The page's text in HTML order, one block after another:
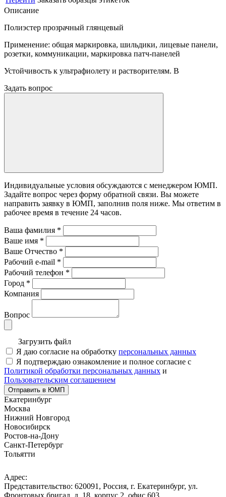
Описание
Полиэстер прозрачный глянцевый
Применение: общая маркировка, шильдики, лицевые панели,
розетки, коммуникации, маркировка патч-панелей
Устойчивость к ультрафиолету и растворителям. В
Задать вопрос
Индивидуальные условия обсуждаются с менеджером ЮМП.
Задайте вопрос через форму обратной связи. Вы можете
направить заявку в ЮМП, заполнив поля ниже. Mы ответим в
рабочее время в течение 24 часов.
Ваша фамилия *
Ваше имя *
Ваше Отчество *
Рабочий e-mail *
Рабочий телефон *
Город *
Компания
Вопрос
Загрузить файл
Я даю согласие на обработку персональных данных
Я подтверждаю ознакомление и полное согласие с
Политикой обработки персональных данных и
Пользовательским соглашением
Отправить в ЮМП
Екатеринбург
Москва
Нижний Новгород
Новосибирск
Ростов-на-Дону
Санкт-Петербург
Тольятти
Адрес:
Представительство: 620091, Россия, г. Екатеринбург, ул.
Фронтовых бригад, д. 18, корпус 2, офис 603